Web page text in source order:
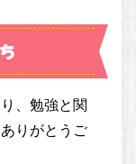
、勉強と関
りがとうご